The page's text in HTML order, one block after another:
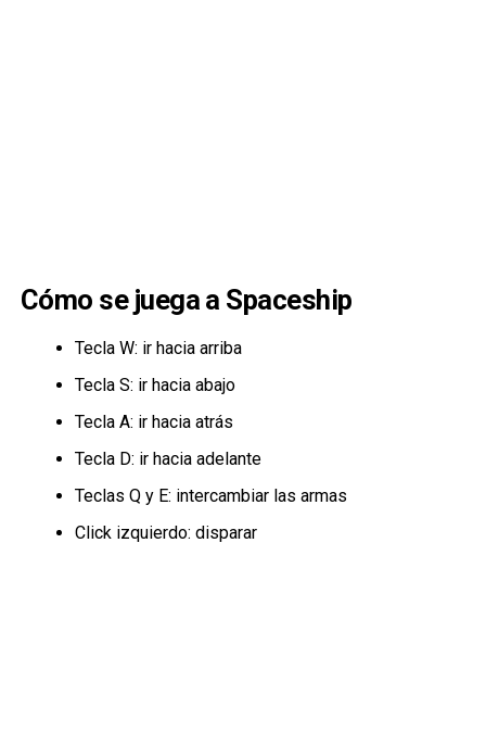
Cómo se juega a Spaceship
Tecla W: ir hacia arriba
Tecla S: ir hacia abajo
Tecla A: ir hacia atrás
Tecla D: ir hacia adelante
Teclas Q y E: intercambiar las armas
Click izquierdo: disparar